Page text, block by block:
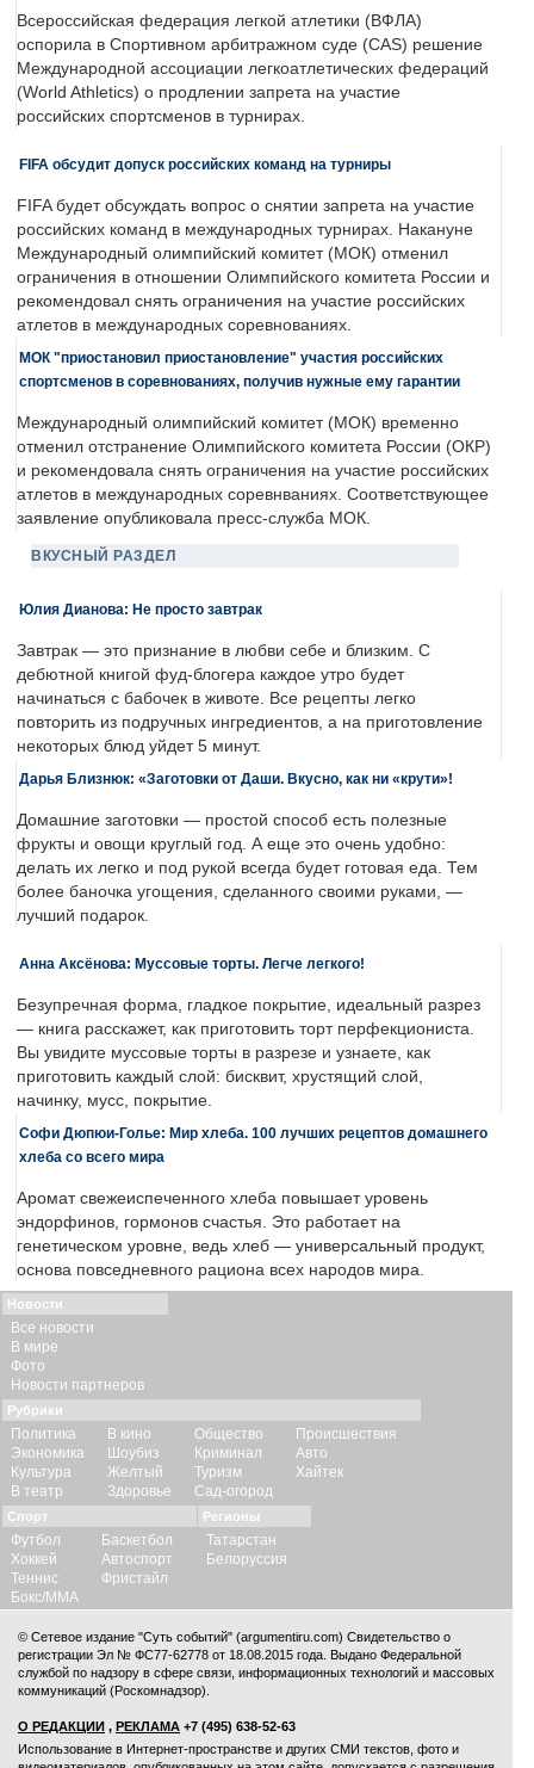
Всероссийская федерация легкой атлетики (ВФЛА)
оспорила в Спортивном арбитражном суде (CAS) решение
Международной ассоциации легкоатлетических федераций
(World Athletics) о продлении запрета на участие
российских спортсменов в турнирах.
FIFA обсудит допуск российских команд на турниры
FIFA будет обсуждать вопрос о снятии запрета на участие
российских команд в международных турнирах. Накануне
Международный олимпийский комитет (МОК) отменил
ограничения в отношении Олимпийского комитета России и
рекомендовал снять ограничения на участие российских
атлетов в международных соревнованиях.
МОК "приостановил приостановление" участия российских
спортсменов в соревнованиях, получив нужные ему гарантии
Международный олимпийский комитет (МОК) временно
отменил отстранение Олимпийского комитета России (ОКР)
и рекомендовала снять ограничения на участие российских
атлетов в международных соревнваниях. Соответствующее
заявление опубликовала пресс-служба МОК.
ВКУСНЫЙ РАЗДЕЛ
Юлия Дианова: Не просто завтрак
Завтрак — это признание в любви себе и близким. С
дебютной книгой фуд-блогера каждое утро будет
начинаться с бабочек в животе. Все рецепты легко
повторить из подручных ингредиентов, а на приготовление
некоторых блюд уйдет 5 минут.
Дарья Близнюк: «Заготовки от Даши. Вкусно, как ни «крути»!
Домашние заготовки — простой способ есть полезные
фрукты и овощи круглый год. А еще это очень удобно:
делать их легко и под рукой всегда будет готовая еда. Тем
более баночка угощения, сделанного своими руками, —
лучший подарок.
Анна Аксёнова: Муссовые торты. Легче легкого!
Безупречная форма, гладкое покрытие, идеальный разрез
— книга расскажет, как приготовить торт перфекциониста.
Вы увидите муссовые торты в разрезе и узнаете, как
приготовить каждый слой: бисквит, хрустящий слой,
начинку, мусс, покрытие.
Софи Дюпюи-Голье: Мир хлеба. 100 лучших рецептов домашнего
хлеба со всего мира
Аромат свежеиспеченного хлеба повышает уровень
эндорфинов, гормонов счастья. Это работает на
генетическом уровне, ведь хлеб — универсальный продукт,
основа повседневного рациона всех народов мира.
Новости
Все новости
В мире
Фото
Новости партнеров
Рубрики
Политика
Экономика
Культура
В театр
В кино
Шоубиз
Желтый
Здоровье
Общество
Криминал
Туризм
Сад-огород
Происшествия
Авто
Хайтек
Спорт
Футбол
Хоккей
Теннис
Бокс/ММА
Баскетбол
Автоспорт
Фристайл
Регионы
Татарстан
Белоруссия
© Сетевое издание "Суть событий" (argumentiru.com) Свидетельство о
регистрации Эл № ФС77-62778 от 18.08.2015 года. Выдано Федеральной
службой по надзору в сфере связи, информационных технологий и массовых
коммуникаций (Роскомнадзор).
О РЕДАКЦИИ , РЕКЛАМА +7 (495) 638-52-63
Использование в Интернет-пространстве и других СМИ текстов, фото и